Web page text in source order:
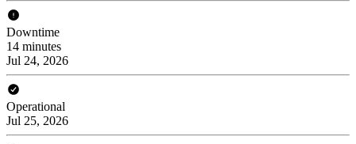
Downtime
14 minutes
Jul 24, 2026
Operational
Jul 25, 2026